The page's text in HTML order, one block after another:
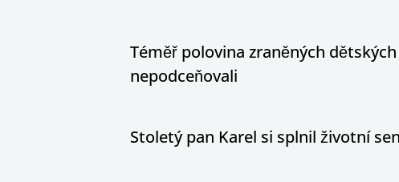
Téměř polovina zraněných
nepodceňovali
Stoletý pan Karel si splnil životní